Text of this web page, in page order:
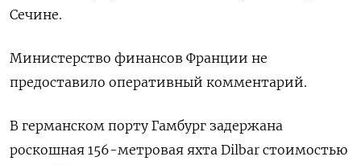
Сечине.
Министерство финансов Франции не
предоставило оперативный комментарий.
В германском порту Гамбург задержана
роскошная 156-метровая яхта Dilbar стоимостью